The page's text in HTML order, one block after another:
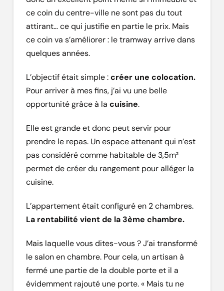
ce coin du centre-ville ne sont pas du tout
attirant… ce qui justifie en partie le prix. Mais
ce coin va s’améliorer : le tramway arrive dans
quelques années.
L’objectif était simple :créer une colocation.
Pour arriver à mes fins, j’ai vu une belle
opportunité grâce à la cuisine.
Elle est grande et donc peut servir pour
prendre le repas. Un espace attenant qui n’est
pas considéré comme habitable de 3,5m²
permet de créer du rangement pour alléger la
cuisine.
L’appartement était configuré en 2 chambres.
La rentabilité vient de la 3ème chambre.
Mais laquelle vous dites-vous ? J’ai transformé
le salon en chambre. Pour cela, un artisan à
fermé une partie de la double porte et il a
évidemment rajouté une porte. « Mais tu ne